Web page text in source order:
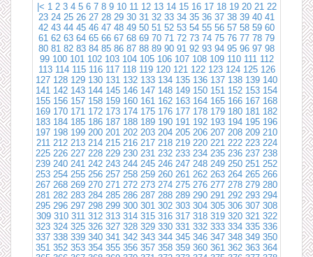
|< 1 2 3 4 5 6 7 8 9 10 11 12 13 14 15 16 17 18 19 20 21 22
23 24 25 26 27 28 29 30 31 32 33 34 35 36 37 38 39 40 41
42 43 44 45 46 47 48 49 50 51 52 53 54 55 56 57 58 59 60
61 62 63 64 65 66 67 68 69 70 71 72 73 74 75 76 77 78 79
80 81 82 83 84 85 86 87 88 89 90 91 92 93 94 95 96 97 98
99 100 101 102 103 104 105 106 107 108 109 110 111 112
113 114 115 116 117 118 119 120 121 122 123 124 125 126
127 128 129 130 131 132 133 134 135 136 137 138 139 140
141 142 143 144 145 146 147 148 149 150 151 152 153 154
155 156 157 158 159 160 161 162 163 164 165 166 167 168
169 170 171 172 173 174 175 176 177 178 179 180 181 182
183 184 185 186 187 188 189 190 191 192 193 194 195 196
197 198 199 200 201 202 203 204 205 206 207 208 209 210
211 212 213 214 215 216 217 218 219 220 221 222 223 224
225 226 227 228 229 230 231 232 233 234 235 236 237 238
239 240 241 242 243 244 245 246 247 248 249 250 251 252
253 254 255 256 257 258 259 260 261 262 263 264 265 266
267 268 269 270 271 272 273 274 275 276 277 278 279 280
281 282 283 284 285 286 287 288 289 290 291 292 293 294
295 296 297 298 299 300 301 302 303 304 305 306 307 308
309 310 311 312 313 314 315 316 317 318 319 320 321 322
323 324 325 326 327 328 329 330 331 332 333 334 335 336
337 338 339 340 341 342 343 344 345 346 347 348 349 350
351 352 353 354 355 356 357 358 359 360 361 362 363 364